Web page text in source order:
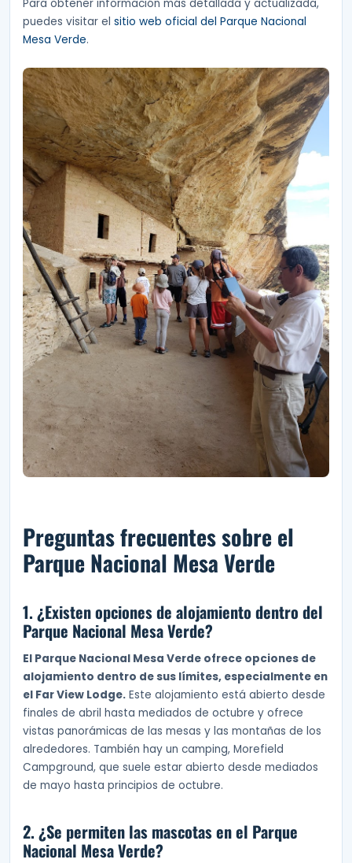
Para obtener información más detallada y actualizada,
puedes visitar el sitio web oficial del Parque Nacional
Mesa Verde.
Preguntas frecuentes sobre el
Parque Nacional Mesa Verde
1. ¿Existen opciones de alojamiento dentro del
Parque Nacional Mesa Verde?
El Parque Nacional Mesa Verde ofrece opciones de
alojamiento dentro de sus límites, especialmente en
el Far View Lodge. Este alojamiento está abierto desde
finales de abril hasta mediados de octubre y ofrece
vistas panorámicas de las mesas y las montañas de los
alrededores. También hay un camping, Morefield
Campground, que suele estar abierto desde mediados
de mayo hasta principios de octubre.
2. ¿Se permiten las mascotas en el Parque
Nacional Mesa Verde?